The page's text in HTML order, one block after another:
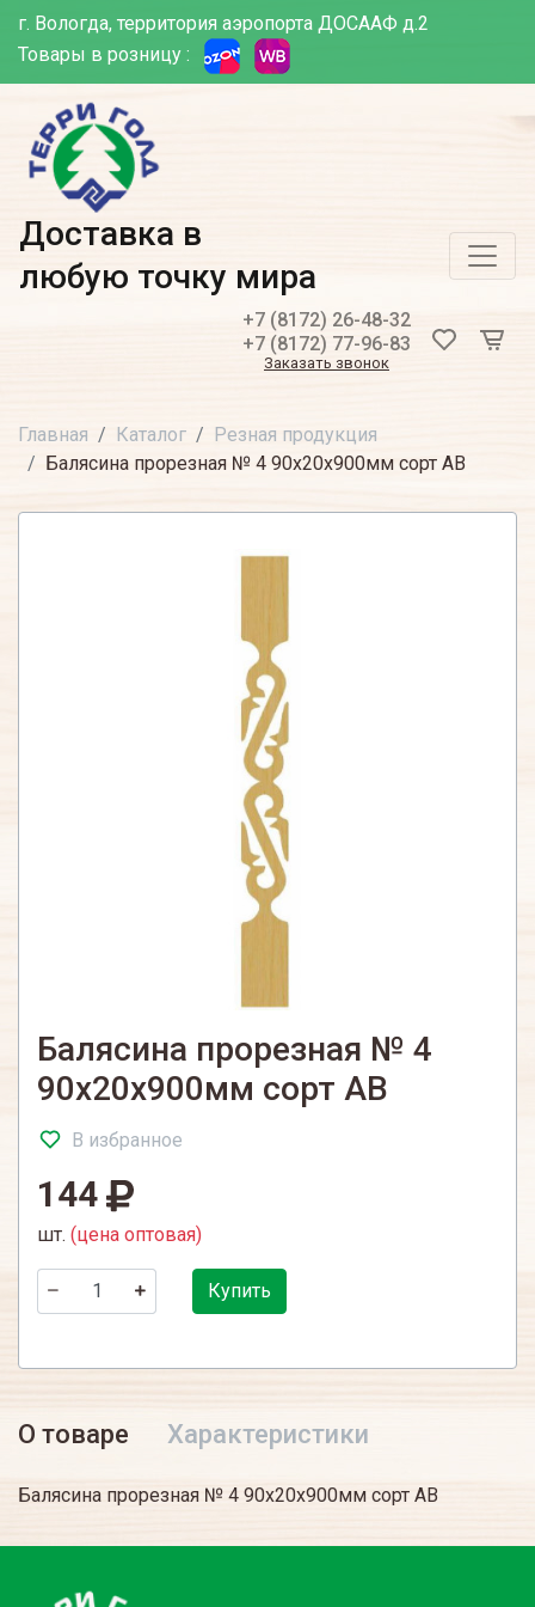
г. Вологда, территория аэропорта ДОСААФ д.2
Товары в розницу :
Доставка в
любую точку мира
+7 (8172) 26-48-32
+7 (8172) 77-96-83
Заказать звонок
Главная Каталог
Резная продукция
Балясина прорезная № 4 90х20х900мм сорт АВ
Балясина прорезная № 4
90х20х900мм сорт АВ
В избранное
144
шт. (цена оптовая)
Купить
О товаре Характеристики
Балясина прорезная № 4 90х20х900мм сорт АВ